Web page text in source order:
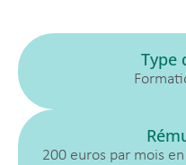
Type
200 euros par mois